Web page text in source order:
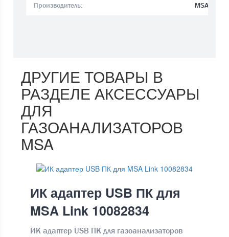
Производитель: MSA
ДРУГИЕ ТОВАРЫ В
РАЗДЕЛЕ АКСЕССУАРЫ
ДЛЯ
ГАЗОАНАЛИЗАТОРОВ
MSA
ИК адаптер USB ПК для
MSA Link 10082834
ИК адаптер USB ПК для газоанализаторов